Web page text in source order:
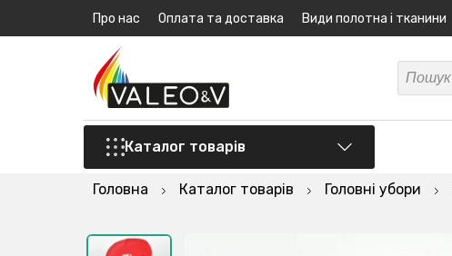
Про нас Оплата та доставка Види полотна і тканини
Каталог товарів
Головна Каталог товарів Головні убори